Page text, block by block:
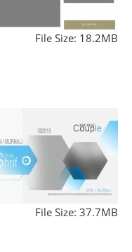
File Size: 18.2MB
File Size: 37.7MB